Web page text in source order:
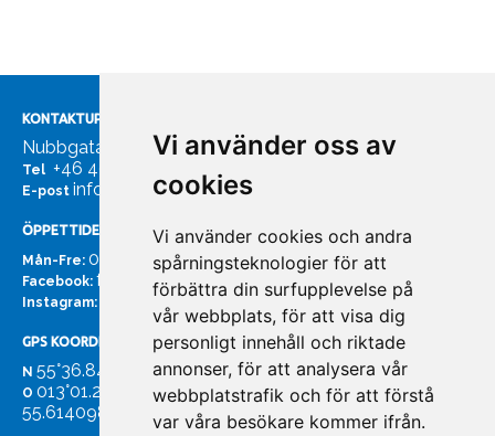
Vi använder oss av
cookies
Vi använder cookies och andra
spårningsteknologier för att
förbättra din surfupplevelse på
vår webbplats, för att visa dig
personligt innehåll och riktade
annonser, för att analysera vår
webbplatstrafik och för att förstå
var våra besökare kommer ifrån.
KONTAKTUPPGIFTER
Nubbgatan 7, 211 24 Malmö
Tel +46 40185561
E-post info@bachmans.se
ÖPPETTIDER
Mån-Fre: 07:00 - 16:00
Facebook: facebook.com/bachmans.se
Instagram: instagram.com/bachmans.se
GPS KOORDINATER
N 55°36.847
O 013°01.255'
55.614098. 13.020931'